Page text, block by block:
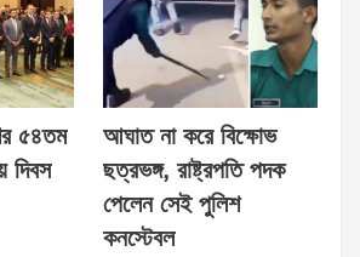
৫৪তম
দিবস
আঘাত না করে বিক্ষোভ
ছত্রভঙ্গ, রাষ্ট্রপতি পদক
পেলেন সেই পুলিশ
কনস্টেবল